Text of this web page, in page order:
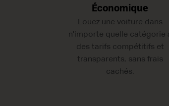
Économique
Louez une voiture dans
n'importe quelle catégorie
des tarifs compétitifs et
transparents, sans frais
cachés.